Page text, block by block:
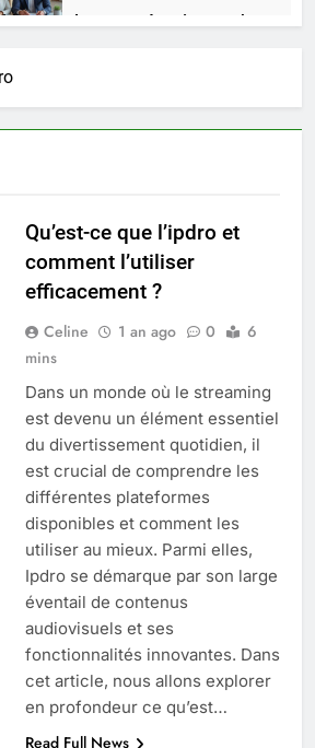
complet pour réussir un achat
Ago
dans le domaine médical
Ago
est le salaire de Myriam Seurat en
?
Ago
: comprendre ses
clés et avantages
Ago
notre test d’orientation
spécialement conçu pour
et lycéens
Ago
complète des marques
à connaître en 2025
Ago
Qu’est-ce que l’ipdro et
comment l’utiliser
efficacement ?
Celine 1 an ago 0
6
mins
Dans un monde où le streaming
est devenu un élément essentiel
du divertissement quotidien, il
est crucial de comprendre les
différentes plateformes
disponibles et comment les
utiliser au mieux. Parmi elles,
Ipdro se démarque par son large
éventail de contenus
audiovisuels et ses
fonctionnalités innovantes. Dans
cet article, nous allons explorer
en profondeur ce qu’est…
Read Full News